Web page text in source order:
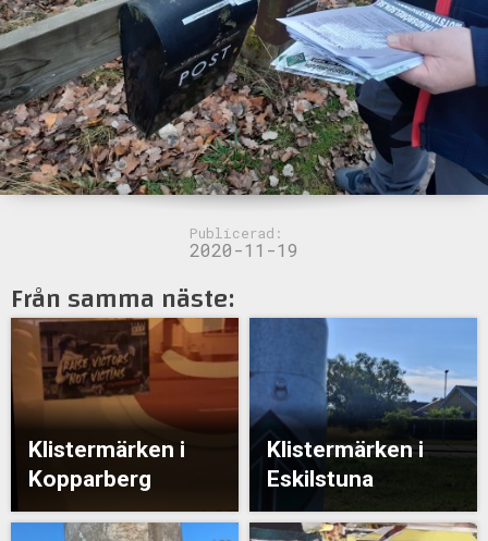
Publicerad:
2020-11-19
Från samma näste:
Klistermärken i
Kopparberg
Klistermärken i
Eskilstuna